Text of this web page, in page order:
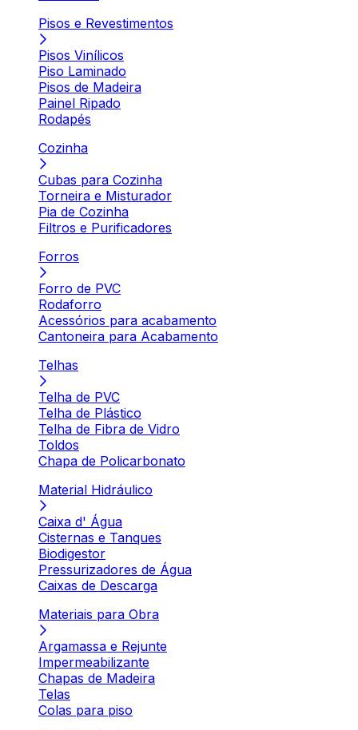
Pisos e Revestimentos
Pisos Vinílicos
Piso Laminado
Pisos de Madeira
Painel Ripado
Rodapés
Cozinha
Cubas para Cozinha
Torneira e Misturador
Pia de Cozinha
Filtros e Purificadores
Forros
Forro de PVC
Rodaforro
Acessórios para acabamento
Cantoneira para Acabamento
Telhas
Telha de PVC
Telha de Plástico
Telha de Fibra de Vidro
Toldos
Chapa de Policarbonato
Material Hidráulico
Caixa d' Água
Cisternas e Tanques
Biodigestor
Pressurizadores de Água
Caixas de Descarga
Materiais para Obra
Argamassa e Rejunte
Impermeabilizante
Chapas de Madeira
Telas
Colas para piso